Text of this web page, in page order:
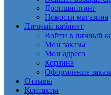
Дропшиппинг
Новости магазина
Личный кабинет
Войти в личный
Мои заказы
Мои адреса
Корзина
Оформление
Отзывы
Контакты